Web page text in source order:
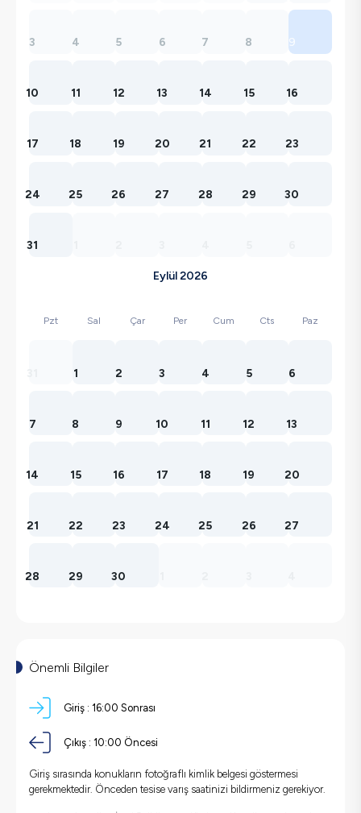
3 4 5 6 7 8 9
10 11 12 13 14 15 16
17 18 19 20 21 22 23
24 25 26 27 28 29 30
31
Eylül 2026
Pzt Sal Çar Per Cum Cts Paz
1 2 3 4 5 6
7 8 9 10 11 12 13
14 15 16 17 18 19 20
21 22 23 24 25 26 27
28 29 30
Önemli Bilgiler
Giriş : 16:00 Sonrası
Çıkış : 10:00 Öncesi
Giriş sırasında konukların fotoğraflı kimlik belgesi göstermesi
gerekmektedir. Önceden tesise varış saatinizi bildirmeniz gerekiyor.